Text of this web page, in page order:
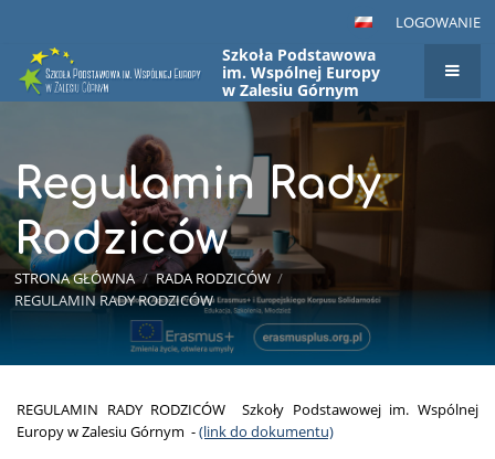
LOGOWANIE
Szkoła Podstawowa
im. Wspólnej Europy
w Zalesiu Górnym
Regulamin Rady
Rodziców
STRONA GŁÓWNA / RADA RODZICÓW /
REGULAMIN RADY RODZICÓW
Regulamin
Rady
REGULAMIN RADY RODZICÓW Szkoły Podstawowej im. Wspólnej
Europy w Zalesiu Górnym -(link do dokumentu)